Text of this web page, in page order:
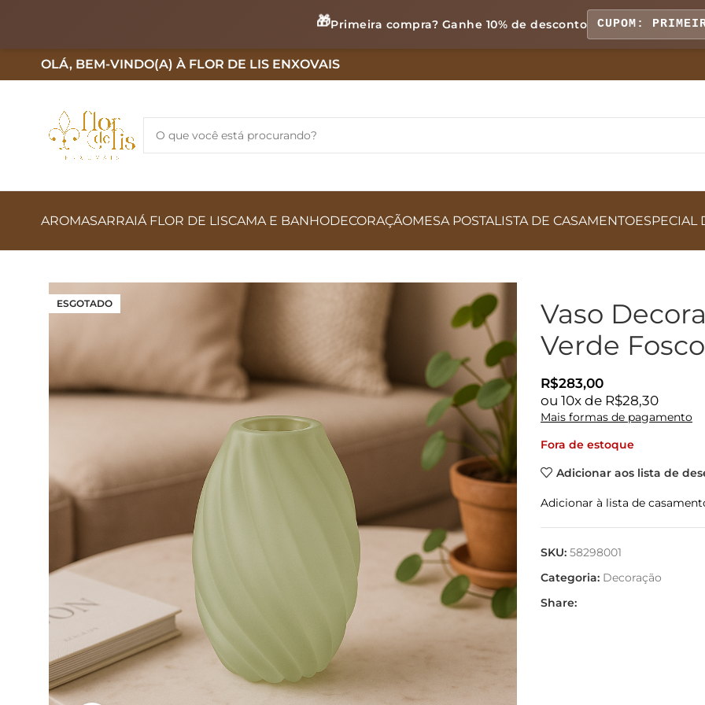
🎁Primeira compra? Ganhe 10% de desconto CUPOM:
OLÁ, BEM-VINDO(A) À FLOR DE LIS ENXOVAIS
AROMASARRAIÁ FLOR DE LISCAMA E BANHODECORAÇÃOMESA POSTALISTA DE CASAMENTOESPECIAL
ESGOTADO
Vaso
Verde
R$283,00
ou 10x de R$28,30
Mais formas de pagamento
Fora de estoque
Adicionar aos lista de
Adicionar à lista de
SKU: 58298001
Categoria: Decoração
Share: